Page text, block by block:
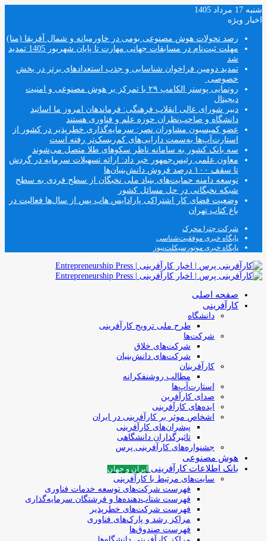
شنبه 17 مرداد 1405
اخبار ویژه
رصد تحولات هوش مصنوعی بومی در خاورمیانه و شمال آفریقا (منا)
مهلت ثبت‌نام در مسابقات جهانی مهارت تا پایان شهریور 1405 تمدید
شد
تمدید دومین فراخوان شناسایی و جذب استعدادهای برتر در بخش
خصوصی
رونمایی پوستر الکامپ ۲۹ با تمرکز بر هوش مصنوعی و امنیت
دیجیتال
دبیر شورای عالی انقلاب فرهنگی: فرماندهان امروز ما اساتید
دانشگاه و صاحب‌نظران حوزه علم و فناوری هستند
عضو کمیسیون مشاوران نصر: سرمایه‌گذاری خطرپذیر در کشور از
استارت‌آپ‌ها به‌سمت دارایی‌های کم‌ریسک‌تر رفته است
سه بانک کشور به سامانه ناظر سکوهای طلا متصل می‌شوند
معاون علمی رئیس‌جمهور خبر داد: ارائه تسهیلات سرمایه در گردش
تا سقف ۱۰۰ درصد فروش دانش‌بنیان‌ها
توسعه دامنه حمایت‌های بنیاد ملی نخبگان از سطح فردی به سطح
شبکه نخبگانی در حل مسائل کشور
وضعیت فضای کار اشتراکی پارادایس هاب پس از سال‌ها فعالیت در
باغ کتاب تهران
شرکت چترا محرک
پایگاه خبری موفقیت‌شناسی
پایگاه خبری موتورسیکلت‌نیوز
صفحه اصلی
کارآفرینی
دانشگاه
طرح ملی ترویج کارآفرینی
شرکت‌ها
شرکت‌های خلاق
شرکت‌های دانش‌بنیان
کارآفرینان
مطالب روشنفکرانه
استارت‌آپ‌ها
صدای کارآفرین
ایده‌های کارآفرینی
اشخاص موثر بر کارآفرینی در ایران
پیشران‌های کارآفرینی
تاثیرگذاران دانشگاهی
جشنواره‌های کارآفرینی‌ پرس
هوش مصنوعی
بانک اطلاعات کارآفرینی
ایران و جهان
سایت‌های مرتبط با کارآفرینی
فهرست شرکت‌های‌‌ توسعه‌ خدمات فناوری
فهرست شتاب‌دهنده‌ها‌ و فرشتگان‌ سرمایه‌گذاری
فهرست شرکت‌های خطرپذیر
مراکز رشد و پارک‌های فناوری
فهرست صندوق‌ها